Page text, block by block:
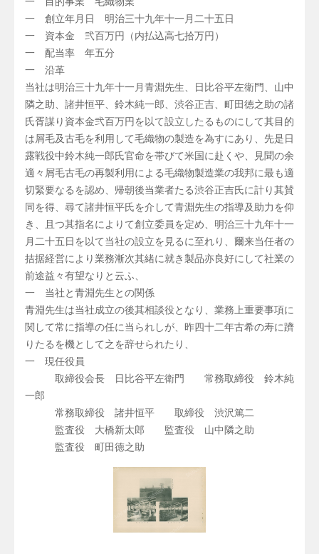
一 創立年月日 明治三十九年十一月二十五日
一 資本金 弐百万円（内払込高七拾万円）
一 配当率 年五分
一 沿革
当社は明治三十九年十一月青淵先生、日比谷平左衛門、山中
隣之助、諸井恒平、鈴木純一郎、渋谷正吉、町田徳之助の諸
氏胥謀り資本金弐百万円を以て設立したるものにして其目的
は屑毛及古毛を利用して毛織物の製造を為すにあり、先是日
露戦役中鈴木純一郎氏官命を帯びて米国に赴くや、見聞の余
適々屑毛古毛の再製利用による毛織物製造業の我邦に最も適
切緊要なるを認め、帰朝後当業者たる渋谷正吉氏に計り其賛
同を得、尋て諸井恒平氏を介して青淵先生の指導及助力を仰
き、且つ其指名によりて創立委員を定め、明治三十九年十一
月二十五日を以て当社の設立を見るに至れり、爾来当任者の
拮据経営により業務漸次其緒に就き製品亦良好にして社業の
前途益々有望なりと云ふ、
一 当社と青淵先生との関係
青淵先生は当社成立の後其相談役となり、業務上重要事項に
関して常に指導の任に当られしが、昨四十二年古希の寿に躋
りたるを機として之を辞せられたり、
一 現任役員
取締役会長 日比谷平左衛門 常務取締役 鈴木純
一郎
常務取締役 諸井恒平 取締役 渋沢篤二
監査役 大橋新太郎 監査役 山中隣之助
監査役 町田徳之助